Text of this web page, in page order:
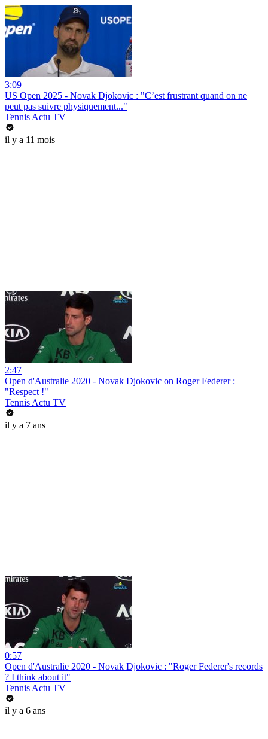
3:09
US Open 2025 - Novak Djokovic : "C’est frustrant quand on ne
peut pas suivre physiquement..."
Tennis Actu TV
il y a 11 mois
2:47
Open d'Australie 2020 - Novak Djokovic on Roger Federer :
"Respect !"
Tennis Actu TV
il y a 7 ans
0:57
Open d'Australie 2020 - Novak Djokovic : "Roger Federer's records
? I think about it"
Tennis Actu TV
il y a 6 ans